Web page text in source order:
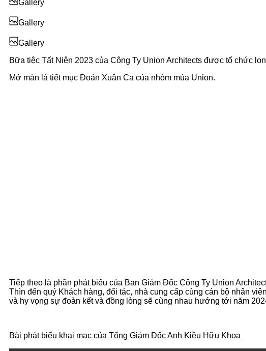
Gallery
Gallery
Gallery
Bữa tiệc Tất Niên 2023 của Công Ty Union Architects được tổ chức
Mở màn là tiết mục Đoản Xuân Ca của nhóm múa Union.
Tiếp theo là phần phát biểu của Ban Giám Đốc Công Ty Union
Thìn đến quý Khách hàng, đối tác, nhà cung cấp cùng cán bộ nhân
và hy vọng sự đoàn kết và đồng lòng sẽ cùng nhau hướng tới năm
Bài phát biểu khai mạc của Tổng Giám Đốc Anh Kiều Hữu Khoa